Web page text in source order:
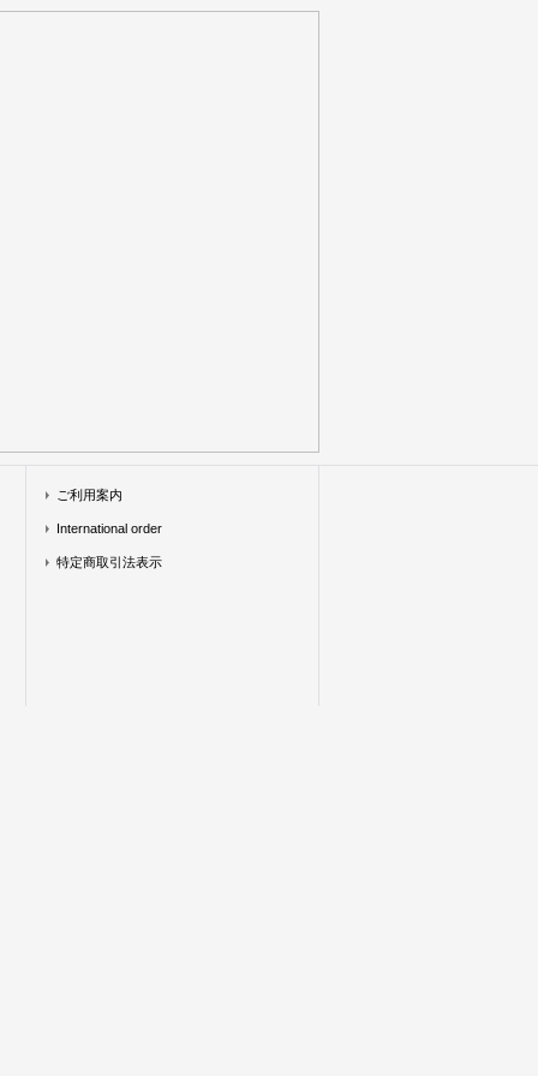
ご利用案内
International order
特定商取引法表示